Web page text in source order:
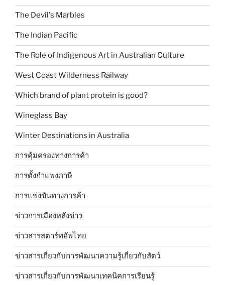
The Devil's Marbles
The Indian Pacific
The Role of Indigenous Art in Australian Culture
West Coast Wilderness Railway
Which brand of plant protein is good?
Wineglass Bay
Winter Destinations in Australia
การคุ้มครองทางการค้า
การตั้งกำแพงภาษี
การแข่งขันทางการค้า
ข่าวการเมืองหลังข่าว
ข่าวสารสตาร์ทอัพไทย
ข่าวสารเกี่ยวกับการพัฒนาความรู้เกี่ยวกับสัตว์
ข่าวสารเกี่ยวกับการพัฒนาเทคนิคการเรียนรู้